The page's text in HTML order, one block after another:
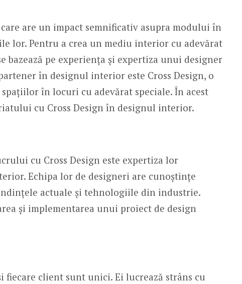
are un impact semnificativ asupra modului în
lor. Pentru a crea un mediu interior cu adevărat
pe experiența și expertiza unui designer
în designul interior este Cross Design, o
în locuri cu adevărat speciale. În acest
cu Cross Design în designul interior.
cu Cross Design este expertiza lor
Echipa lor de designeri are cunoștințe
actuale și tehnologiile din industrie.
și implementarea unui proiect de design
fiecare client sunt unici. Ei lucrează strâns cu